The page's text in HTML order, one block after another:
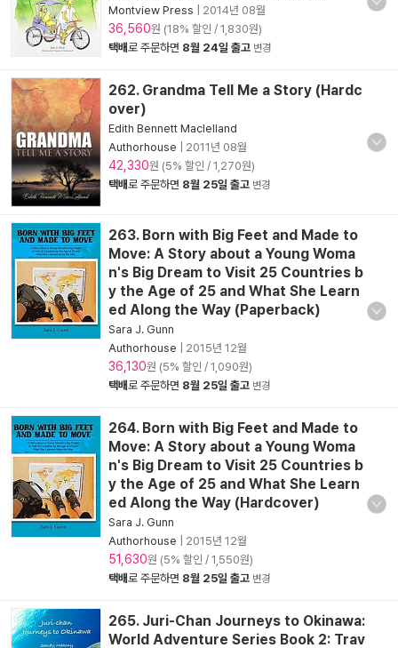
Montview Press
2014년 08월
36,560원 (18% 할인 / 1,830원)
택배로 주문하면 8월 24일 출고 변경
262. Grandma Tell Me a Story (Hardc
over)
Edith Bennett Maclelland
Authorhouse
2011년 08월
42,330원 (5% 할인 / 1,270원)
택배로 주문하면 8월 25일 출고 변경
263. Born with Big Feet and Made to
Move: A Story about a Young Woma
n's Big Dream to Visit 25 Countries b
y the Age of 25 and What She Learn
ed Along the Way (Paperback)
Sara J. Gunn
Authorhouse
2015년 12월
36,130원 (5% 할인 / 1,090원)
택배로 주문하면 8월 25일 출고 변경
264. Born with Big Feet and Made to
Move: A Story about a Young Woma
n's Big Dream to Visit 25 Countries b
y the Age of 25 and What She Learn
ed Along the Way (Hardcover)
Sara J. Gunn
Authorhouse
2015년 12월
51,630원 (5% 할인 / 1,550원)
택배로 주문하면 8월 25일 출고 변경
265. Juri-Chan Journeys to Okinawa:
World Adventure Series Book 2: Trav